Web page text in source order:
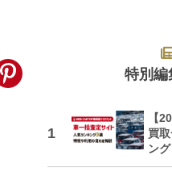
特別編
【
買
ン
ト